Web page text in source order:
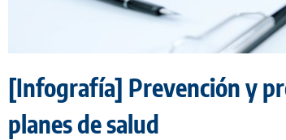
[Infografía] Prevención y
planes de salud